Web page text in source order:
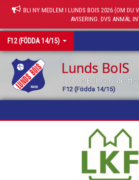
BLI NY MEDLEM I LUNDS BOIS 2026 (OM DU
AVISERING. DVS ANMÄL
F12 (FÖDDA 14/15)
Lunds BoIS
Lunds Boll och
F12 (Födda 14/15)